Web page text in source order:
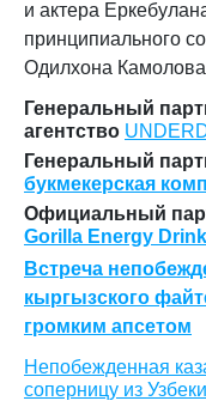
и актера
принципиального
Одилхона
Генеральный
агентство
Генеральный
букмекерская
Официальный
Gorilla Energy Drink
Встреча
кыргызского
громким апсетом
Непобежденная
соперницу из